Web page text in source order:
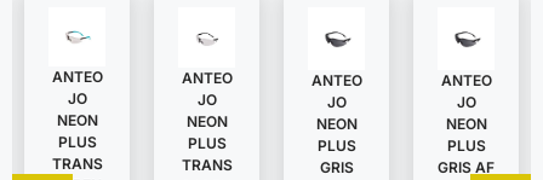
ANTEO
JO
NEON
PLUS
TRANS
ANTEO
JO
NEON
PLUS
TRANS
ANTEO
JO
NEON
PLUS
GRIS
ANTEO
JO
NEON
PLUS
GRIS AF